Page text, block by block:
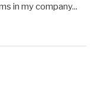
in my company...